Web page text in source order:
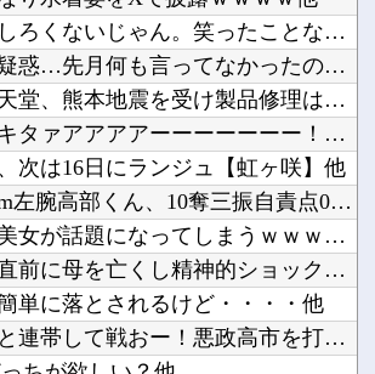
【正論】今の20代「タモリっておもしろくないじゃん。笑ったことないんだけど、なにがすごいの...
【ウマ娘】イリテツに対するエアプ疑惑…先月何も言ってなかったのに今月急にスピ3言い出したの...
【速報】子どもたちのヒーロー・任天堂、熊本地震を受け製品修理は無償対応（災害救助法適用地域...
【熊本地震】ヒカキン、『神対応』キタァアアアアーーーーーーー！！他
次は16日にランジュ【虹ヶ咲】他
【悲報】聖隷クリストファーの150km左腕高部くん、10奪三振自責点0で負ける他
【動画】国会中継に映り込んだ爆乳美女が話題になってしまうｗｗｗｗｗｗ他
【悲報】警察に射殺された包丁男、直前に母を亡くし精神的ショックを受けていたと判明他
単に落とされるけど・・・・他
広島平和記念式典パヨク「中国人民と連帯して戦おー！悪政高市を打倒するぞー！」他